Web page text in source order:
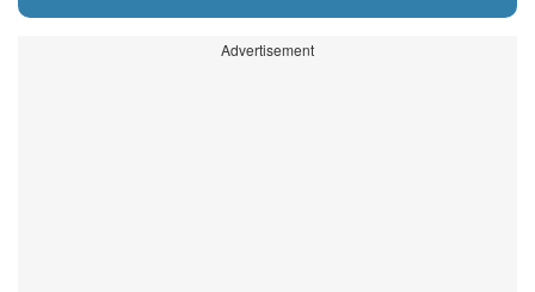
Advertisement